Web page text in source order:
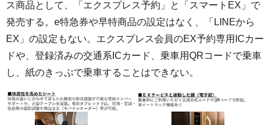
ス商品として、「エクスプレス予約」と「スマートEX」で
発売する。e特急券や早特商品の設定はなく、「LINEから
EX」の設定もない。エクスプレス会員のEX予約専用ICカー
ドや、登録済みの交通系ICカード、乗車用QRコードで乗車
し、紙のきっぷで乗車することはできない。